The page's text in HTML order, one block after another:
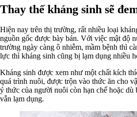
Thay thế kháng sinh sẽ
Hiện nay trên thị trường, rất nhiều loại
nguồn gốc được bày bán. Với việc mật độ
trường ngày càng ô nhiễm, mầm bệnh thì
lực thì kháng sinh cũng bị lạm dụng nhiều
Kháng sinh được xem như một chất kích
quá trình nuôi, được trộn vào thức ăn cho
ý thức của người nuôi còn hạn chế hoặc
vẫn lạm dụng.